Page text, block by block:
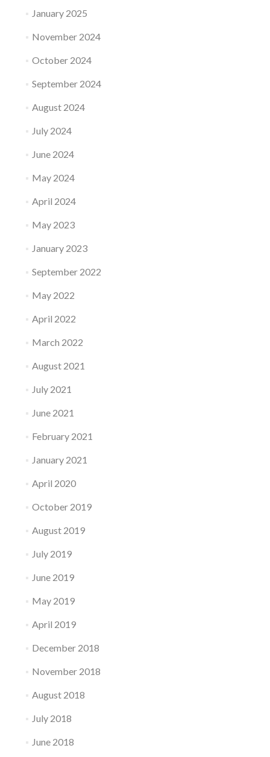
January 2025
November 2024
October 2024
September 2024
August 2024
July 2024
June 2024
May 2024
April 2024
May 2023
January 2023
September 2022
May 2022
April 2022
March 2022
August 2021
July 2021
June 2021
February 2021
January 2021
April 2020
October 2019
August 2019
July 2019
June 2019
May 2019
April 2019
December 2018
November 2018
August 2018
July 2018
June 2018